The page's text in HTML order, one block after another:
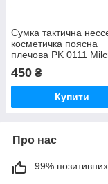
Сумка тактична
косметичка поясна
плечова PK 0111
YAKEDA камуфляж
digital
450 ₴
Купити
Про нас
99% позитивних